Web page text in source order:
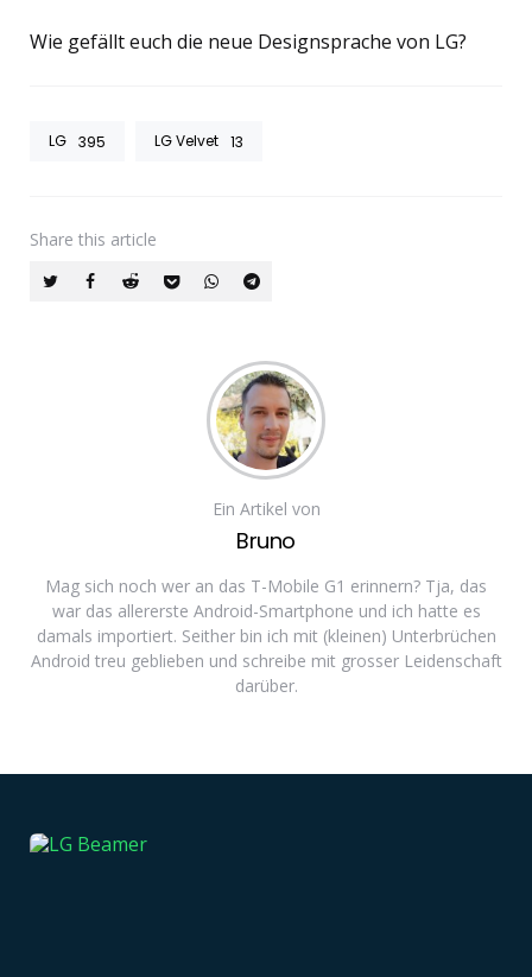
Wie gefällt euch die neue Designsprache von LG?
LG 395 LG Velvet 13
Share this article
Ein Artikel von
Bruno
Mag sich noch wer an das T-Mobile G1 erinnern? Tja, das
war das allererste Android-Smartphone und ich hatte es
damals importiert. Seither bin ich mit (kleinen) Unterbrüchen
Android treu geblieben und schreibe mit grosser Leidenschaft
darüber.